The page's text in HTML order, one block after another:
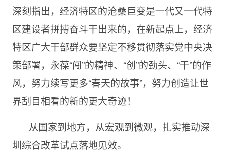
深刻指出，经济特区的沧桑巨变是一代又一代特
区建设者拼搏奋斗干出来的，在新起点上，经济
特区广大干部群众要坚定不移贯彻落实党中央决
策部署，永葆“闯”的精神、“创”的劲头、“干”的作
风，努力续写更多“春天的故事”，努力创造让世
界刮目相看的新的更大奇迹！
从国家到地方，从宏观到微观，扎实推动深
圳综合改革试点落地见效。